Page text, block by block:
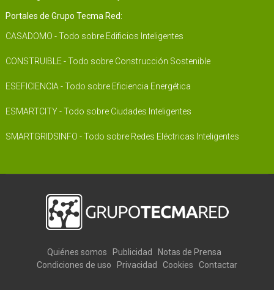
Portales de Grupo Tecma Red:
CASADOMO - Todo sobre Edificios Inteligentes
CONSTRUIBLE - Todo sobre Construcción Sostenible
ESEFICIENCIA - Todo sobre Eficiencia Energética
ESMARTCITY - Todo sobre Ciudades Inteligentes
SMARTGRIDSINFO - Todo sobre Redes Eléctricas Inteligentes
Quiénes somos Publicidad
Notas de Prensa
Condiciones de uso
Privacidad Cookies Contactar